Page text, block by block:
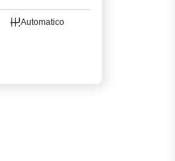
Automatico